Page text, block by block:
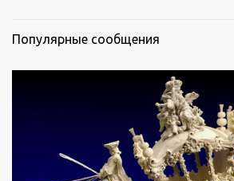
Популярные сообщения